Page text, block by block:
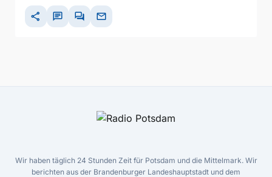
share chat forum mail
Wir haben täglich 24 Stunden Zeit für Potsdam und die Mittelmark. Wir
berichten aus der Brandenburger Landeshauptstadt und dem